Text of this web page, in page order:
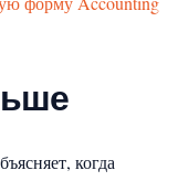
когда